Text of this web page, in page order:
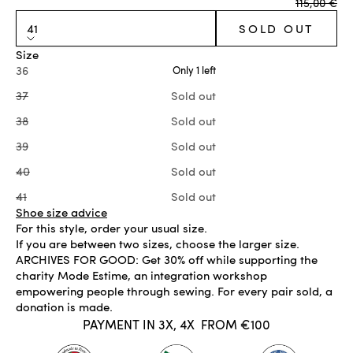
ARCHIVES FOR GOOD: Get 30% off while supporting the
charity Mode Estime, an integration workshop
empowering people through sewing. For every pair sold, a
donation is made.
41
Size
36
Only 1 left
37
Sold out
38
Sold out
39
Sold out
40
Sold out
41
Sold out
SOLD OUT
Shoe size advice
For this style, order your usual size.
If you are between two sizes, choose the larger size.
SOLD OUT
PAYMENT IN 3X, 4X FROM €100